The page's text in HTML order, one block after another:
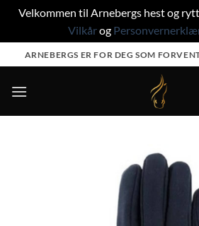
Velkommen til Arnebergs hest og
Vilkårog
to
content
ARNEBERGS ER FOR DEG SOM